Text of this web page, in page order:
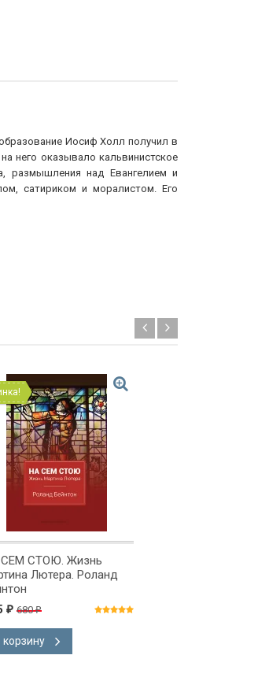
Иосиф Холл получил в
него оказывало кальвинистское
размышления над Евангелием и
сатириком и моралистом. Его
СТОЮ. Жизнь
Лютера. Роланд
₽ 680₽
корзину